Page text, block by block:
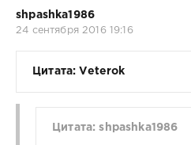
shpashka1986
24 сентября 2016 19:16
Цитата: Veterok
Цитата: shpashka1986